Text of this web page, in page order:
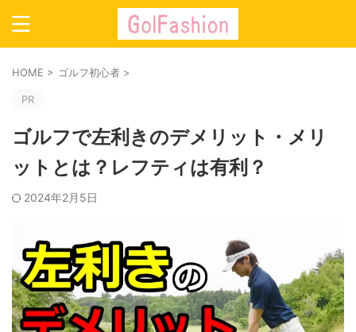
HOME > ゴルフ初心者 >
PR
ゴルフで左利きのデメリット・メリ
ットとは？レフティは有利？
2024年2月5日